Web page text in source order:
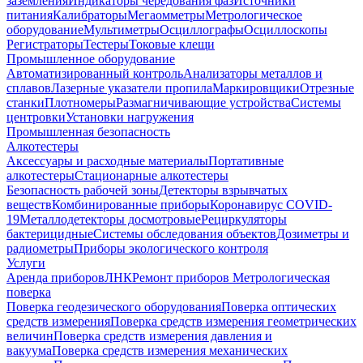
питанияКалибраторыМегаомметрыМетрологическое
оборудованиеМультиметрыОсциллографыОсциллоскопы
РегистраторыТестерыТоковые клещи
Промышленное оборудование
Автоматизированный контрольАнализаторы металлов и
сплавовЛазерные указатели пропилаМаркировщикиОтрезные
станкиПлотномерыРазмагничивающие устройстваСистемы
центровкиУстановки нагружения
Промышленная безопасность
Алкотестеры
Аксессуары и расходные материалыПортативные
алкотестерыСтационарные алкотестеры
Безопасность рабочей зоныДетекторы взрывчатых
веществКомбинированные приборыКоронавирус COVID-
19Металлодетекторы досмотровыеРециркуляторы
бактерицидныеСистемы обследования объектовДозиметры и
радиометрыПриборы экологического контроля
Услуги
Аренда приборовЛНКРемонт приборов Метрологическая
поверка
Поверка геодезического оборудованияПоверка оптических
средств измеренияПоверка средств измерения геометрических
величинПоверка средств измерения давления и
вакуумаПоверка средств измерения механических